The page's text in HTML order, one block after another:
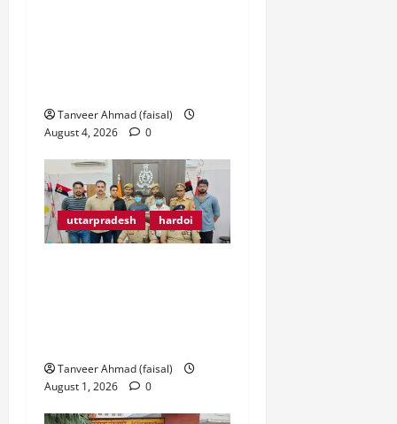
Tanveer Ahmad (faisal)
August 4, 2026
0
uttarpradesh hardoi
Tanveer Ahmad (faisal)
August 1, 2026
0